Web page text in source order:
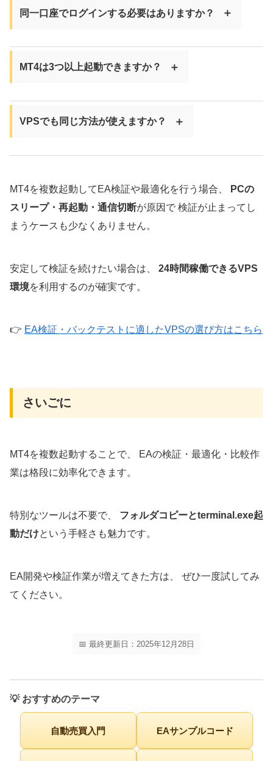
同一口座でログインする必要はありますか？
MT4は3つ以上起動できますか？
VPSでも同じ方法が使えますか？
MT4を複数起動してEA検証や最適化を行う場合、
PCの
スリープ・再起動・通信切断が原因で 検証が止まってし
まうケースも少なくありません。
安定して検証を続けたい場合は、 24時間稼働できるVPS
環境を利用するのが確実です。
👉 EA検証・バックテストに適したVPSの選び方はこちら
さいごに
MT4を複数起動することで、 EAの検証・最適化・比較作
業は格段に効率化できます。
特別なツールは不要で、 フォルダコピーとterminal.exe起
動だけという手軽さも魅力です。
EA開発や検証作業が増えてきた方は、 ぜひ一度試してみ
てください。
📅 最終更新日：2025年12月28日
💡 おすすめのテーマ
自動売買入門 EAサンプルコード